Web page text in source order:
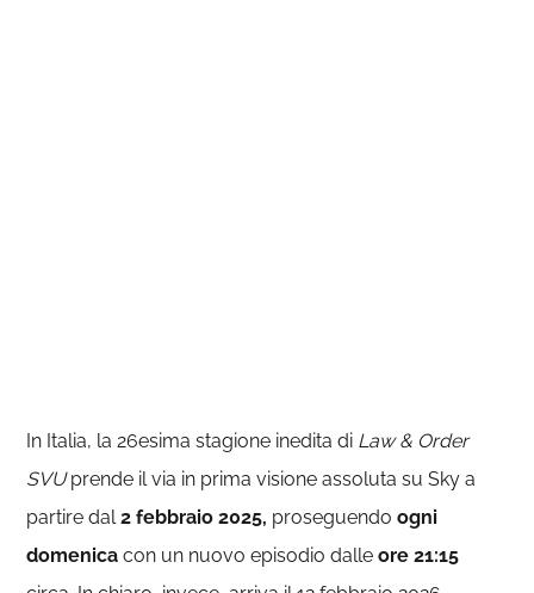
In Italia, la 26esima stagione inedita di Law & Order
SVUprende il via in prima visione assoluta su Sky a
partire dal2 febbraio 2025, proseguendoogni
domenica con un nuovo episodio dalleore 21:15